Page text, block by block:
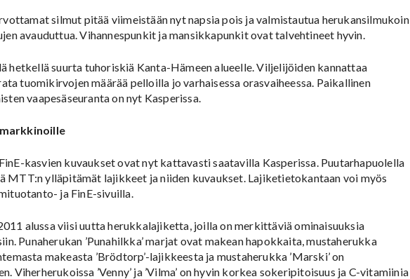
silmut pitää viimeistään nyt napsia pois ja valmistautua herukansilmukoin
avauduttua. Vihannespunkit ja mansikkapunkit ovat talvehtineet hyvin.
hetkellä suurta tuhoriskiä Kanta-Hämeen alueelle. Viljelijöiden kannattaa
tuomikirvojen määrää pelloilla jo varhaisessa orasvaiheessa. Paikallinen
vaapesäseuranta on nyt Kasperissa.
kasvien kuvaukset ovat nyt kattavasti saatavilla Kasperissa. Puutarhapuolella
MTT:n ylläpitämät lajikkeet ja niiden kuvaukset. Lajiketietokantaan voi myös
ja FinE-sivuilla.
alussa viisi uutta herukkalajiketta, joilla on merkittäviä ominaisuuksia
Punaherukan ’Punahilkka’ marjat ovat makean hapokkaita, mustaherukka
makeasta ’Brödtorp’-lajikkeesta ja mustaherukka ’Marski’ on
Viherherukoissa ’Venny’ ja ’Vilma’ on hyvin korkea sokeripitoisuus ja C-vitamiinia